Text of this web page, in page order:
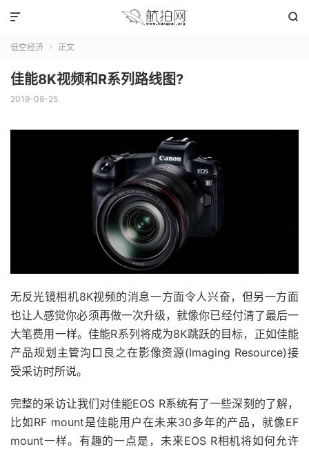


低空经济  正文
佳能8K视频和R系列路线图?
2019-09-25
无反光镜相机8K视频的消息一方面令人兴奋，但另一方面
也让人感觉你必须再做一次升级，就像你已经付清了最后一
大笔费用一样。佳能R系列将成为8K跳跃的目标，正如佳能
产品规划主管沟口良之在影像资源(Imaging Resource)接
受采访时所说。
完整的采访让我们对佳能EOS R系统有了一些深刻的了解，
比如RF mount是佳能用户在未来30多年的产品，就像EF
mount一样。 有趣的一点是，未来EOS R相机将如何允许